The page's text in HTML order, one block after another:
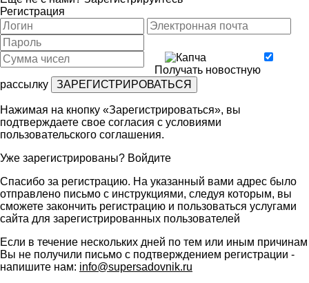
Регистрация
Получать новостную
рассылку
Нажимая на кнопку «Зарегистрироваться», вы
подтверждаете свое согласия с условиями
пользовательского соглашения.
Уже зарегистрированы? Войдите
Спасибо за регистрацию. На указанный вами адрес было
отправлено письмо с инструкциями, следуя которым, вы
сможете закончить регистрацию и пользоваться услугами
сайта для зарегистрированных пользователей
Если в течение нескольких дней по тем или иным причинам
Вы не получили письмо с подтверждением регистрации -
напишите нам: info@supersadovnik.ru